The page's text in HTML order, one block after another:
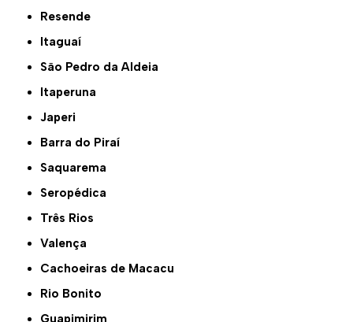
Resende
Itaguaí
São Pedro da Aldeia
Itaperuna
Japeri
Barra do Piraí
Saquarema
Seropédica
Três Rios
Valença
Cachoeiras de Macacu
Rio Bonito
Guapimirim